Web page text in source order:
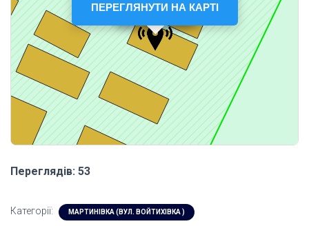
ПЕРЕГЛЯНУТИ НА КАРТІ
Переглядів: 53
Категорії: МАРТИНІВКА (ВУЛ. ВОЙТИХІВКА )